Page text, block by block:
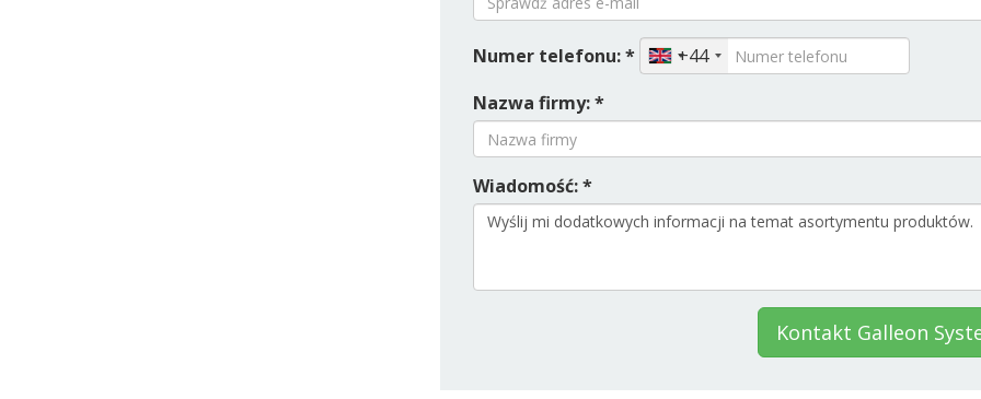
Numer telefonu: *
+44
Nazwa firmy: *
Wiadomość: *
Kontakt Galleon